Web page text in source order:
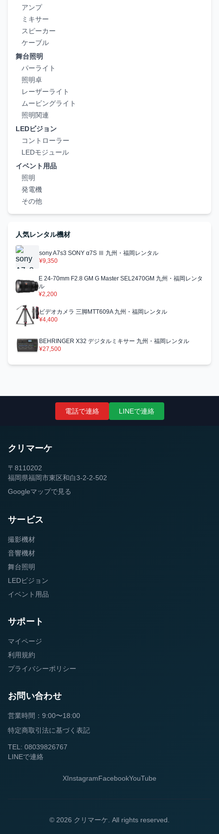
アンプ
ミキサー
スピーカー
ケーブル
舞台照明
パーライト
照明卓
レーザーライト
ムービングライト
照明関連
LEDビジョン
コントローラー
LEDモジュール
イベント用品
照明
発電機
その他
人気レンタル機材
sony A7s3 SONY α7S Ⅲ 九州・福岡レンタル
¥9,350
E 24-70mm F2.8 GM G Master SEL2470GM 九州・福岡レンタ
ル
¥2,200
ビデオカメラ 三脚MTT609A 九州・福岡レンタル
¥4,400
BEHRINGER X32 デジタルミキサー 九州・福岡レンタル
¥27,500
電話で連絡 LINEで連絡
クリマーケ
〒8110202
福岡県福岡市東区和白3-2-2-502
Googleマップで見る
サービス
撮影機材
音響機材
舞台照明
LEDビジョン
イベント用品
サポート
マイページ
利用規約
プライバシーポリシー
お問い合わせ
営業時間：9:00〜18:00
特定商取引法に基づく表記
TEL: 08039826767
LINEで連絡
XInstagramFacebookYouTube
© 2026 クリマーケ. All rights reserved.